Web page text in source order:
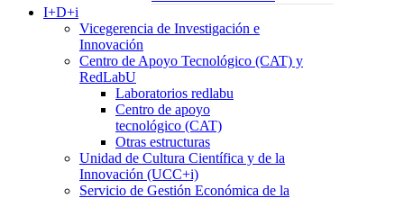
I+D+i
Vicegerencia de Investigación e
Innovación
Centro de Apoyo Tecnológico (CAT) y
RedLabU
Laboratorios redlabu
Centro de apoyo
tecnológico (CAT)
Otras estructuras
Unidad de Cultura Científica y de la
Innovación (UCC+i)
Servicio de Gestión Económica de la